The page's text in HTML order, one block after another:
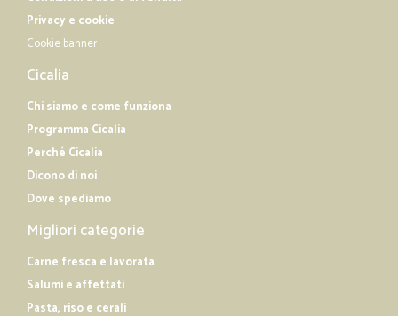
Privacy e cookie
Cookie banner
Cicalia
Chi siamo e come funziona
Programma Cicalia
Perché Cicalia
Dicono di noi
Dove spediamo
Migliori categorie
Carne fresca e lavorata
Salumi e affettati
Pasta, riso e cerali